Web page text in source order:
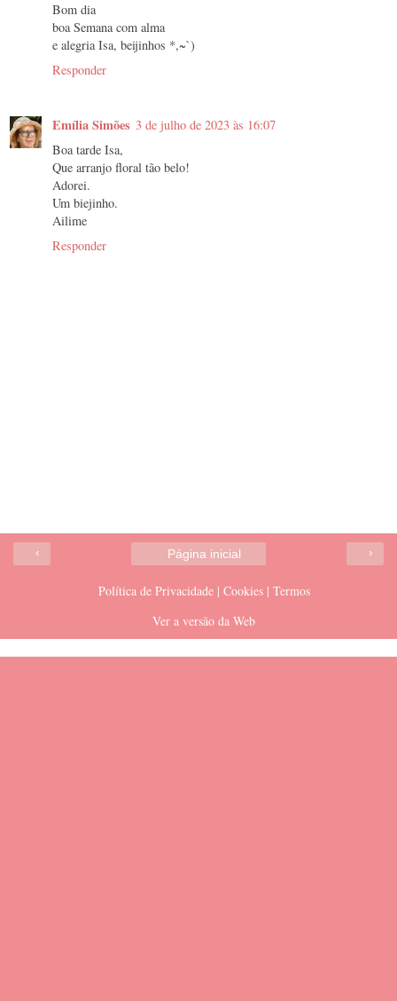
Bom dia
boa Semana com alma
e alegria Isa, beijinhos *,~`)
Responder
Emília Simões 3 de julho de 2023 às 16:07
Boa tarde Isa,
Que arranjo floral tão belo!
Adorei.
Um biejinho.
Ailime
Responder
‹ ›
Página inicial
Política de Privacidade | Cookies | Termos
Ver a versão da Web